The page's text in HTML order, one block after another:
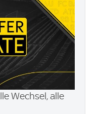
Wechsel, alle